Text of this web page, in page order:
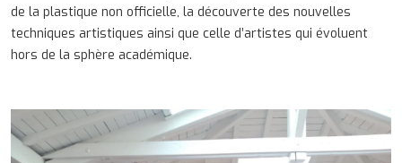
de la plastique non officielle, la découverte des nouvelles
techniques artistiques ainsi que celle d’artistes qui évoluent
hors de la sphère académique.